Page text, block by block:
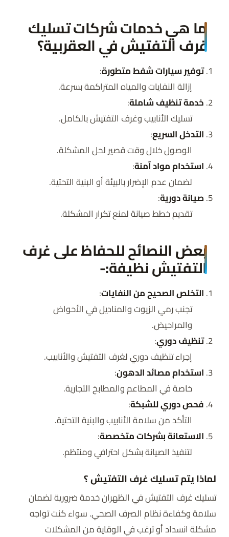
ما هي خدمات شركات تسليك
غرف التفتيش في العقربية؟
توفير سيارات شفط متطورة:
إزالة النفايات والمياه المتراكمة بسرعة.
خدمة تنظيف شاملة:
تسليك الأنابيب وغرف التفتيش بالكامل.
التدخل السريع:
الوصول خلال وقت قصير لحل المشكلة.
استخدام مواد آمنة:
لضمان عدم الإضرار بالبيئة أو البنية التحتية.
صيانة دورية:
تقديم خطط صيانة لمنع تكرار المشكلة.
بعض النصائح للحفاظ على غرف
التفتيش نظيفة:-
التخلص الصحيح من النفايات:
تجنب رمي الزيوت والمناديل في الأحواض
والمراحيض.
تنظيف دوري:
إجراء تنظيف دوري لغرف التفتيش والأنابيب.
استخدام مصائد الدهون:
خاصة في المطاعم والمطابخ التجارية.
فحص دوري للشبكة:
التأكد من سلامة الأنابيب والبنية التحتية.
الاستعانة بشركات متخصصة:
لتنفيذ الصيانة بشكل احترافي ومنتظم.
لماذا يتم تسليك غرف التفتيش ؟
تسليك غرف التفتيش في الظهران خدمة ضرورية لضمان
سلامة وكفاءة نظام الصرف الصحي. سواء كنت تواجه
مشكلة انسداد أو ترغب في الوقاية من المشكلات